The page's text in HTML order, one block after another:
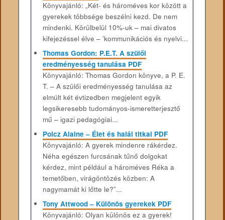
Könyvajánló: „Két- és hároméves kor között a
gyerekek többsége beszélni kezd. De nem
mindenki. Körülbelül 10%-uk – mai divatos
kifejezéssel élve – ’kommunikációs és nyelvi...
Thomas Gordon: P.E.T. A szülői
eredményesség tanulása PDF
Könyvajánló: Thomas Gordon könyve, a P. E.
T. – A szülői eredményesség tanulása az
elmúlt két évtizedben megjelent egyik
legsikeresebb tudományos-ismeretterjesztő
mű – igazi pedagógiai...
Polcz Alaine – Élet és halál titkai PDF
Könyvajánló: A gyerek mindenre rákérdez.
Néha egészen furcsának tűnő dolgokat
kérdez, mint például a hároméves Réka a
temetőben, virágöntözés közben: A
nagymamát ki lőtte le?”...
Tony Attwood – Különös gyerekek PDF
Könyvajánló: Olyan különös ez a gyerek!